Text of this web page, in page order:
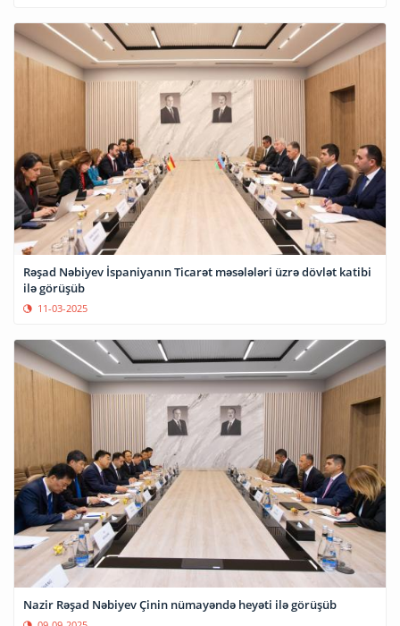
Rəşad Nəbiyev İspaniyanın Ticarət məsələləri üzrə dövlət katibi
ilə görüşüb
11-03-2025
Nazir Rəşad Nəbiyev Çinin nümayəndə heyəti ilə görüşüb